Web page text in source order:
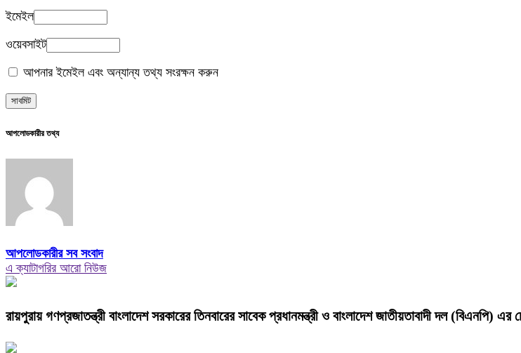
ইমেইল
ওয়েবসাইট
আপনার ইমেইল এবং অন্যান্য তথ্য সংরক্ষন করুন
আপলোডকারীর তথ্য
আপলোডকারীর সব সংবাদ
এ ক্যাটাগরির আরো নিউজ
রায়পুরায় গণপ্রজাতন্ত্রী বাংলাদেশ সরকারের তিনবারের সাবেক প্রধানমন্ত্রী ও বাংলাদেশ জাতীয়তাবাদী দল (বিএনপি)